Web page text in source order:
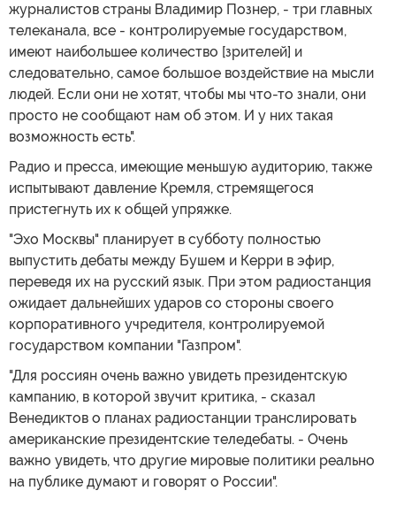
журналистов страны Владимир Познер, - три главных
телеканала, все - контролируемые государством,
имеют наибольшее количество [зрителей] и
следовательно, самое большое воздействие на мысли
людей. Если они не хотят, чтобы мы что-то знали, они
просто не сообщают нам об этом. И у них такая
возможность есть".
Радио и пресса, имеющие меньшую аудиторию, также
испытывают давление Кремля, стремящегося
пристегнуть их к общей упряжке.
"Эхо Москвы" планирует в субботу полностью
выпустить дебаты между Бушем и Керри в эфир,
переведя их на русский язык. При этом радиостанция
ожидает дальнейших ударов со стороны своего
корпоративного учредителя, контролируемой
государством компании "Газпром".
"Для россиян очень важно увидеть президентскую
кампанию, в которой звучит критика, - сказал
Венедиктов о планах радиостанции транслировать
американские президентские теледебаты. - Очень
важно увидеть, что другие мировые политики реально
на публике думают и говорят о России".